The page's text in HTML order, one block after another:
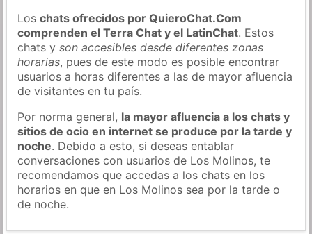
Loschats ofrecidos por QuieroChat.Com
comprenden el Terra Chat y el LatinChat. Estos
chats yson accesibles desde diferentes zonas
horarias, pues de este modo es posible encontrar
usuarios a horas diferentes a las de mayor afluencia
de visitantes en tu país.
Por norma general, la mayor afluencia a los chats y
sitios de ocio en internet se produce por la tarde y
noche. Debido a esto, si deseas entablar
conversaciones con usuarios de Los Molinos, te
recomendamos que accedas a los chats en los
horarios en que en Los Molinos sea por la tarde o
de noche.